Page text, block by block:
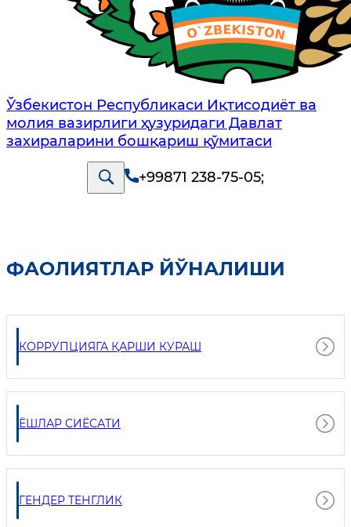
Ўзбекистон Республикаси Иқтисодиёт ва
молия вазирлиги ҳузуридаги Давлат
захираларини бошқариш қўмитаси
+99871 238-75-05;
ФАОЛИЯТЛАР ЙЎНАЛИШИ
КОРРУПЦИЯГА ҚАРШИ КУРАШ
ЁШЛАР СИЁСАТИ
ГЕНДЕР ТЕНГЛИК